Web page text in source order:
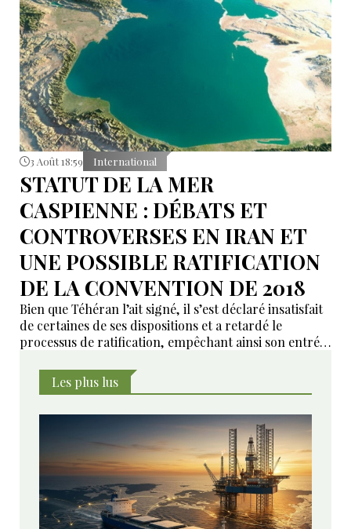
3 Août 18:59 International
STATUT DE LA MER
CASPIENNE : DÉBATS ET
CONTROVERSES EN IRAN ET
UNE POSSIBLE RATIFICATION
DE LA CONVENTION DE 2018
Bien que Téhéran l’ait signé, il s’est déclaré insatisfait
de certaines de ses dispositions et a retardé le
processus de ratification, empêchant ainsi son entrée
Les plus lus